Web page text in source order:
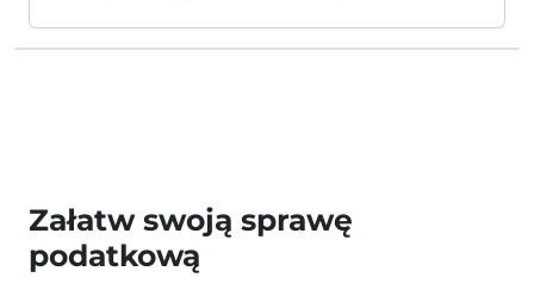
Załatw swoją sprawę
podatkową